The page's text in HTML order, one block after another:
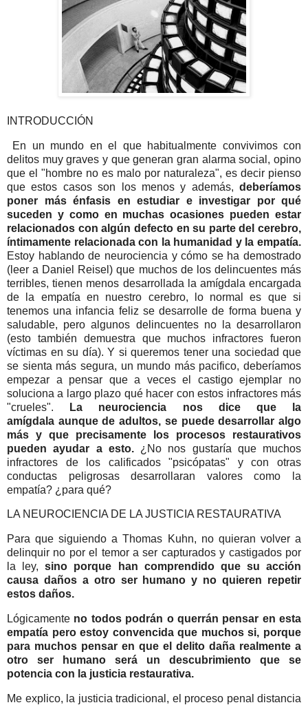
INTRODUCCIÓN
En un mundo en el que habitualmente convivimos con
delitos muy graves y que generan gran alarma social, opino
que el "hombre no es malo por naturaleza", es decir pienso
que estos casos son los menos y además, deberíamos
poner más énfasis en estudiar e investigar por qué
suceden y como en muchas ocasiones pueden estar
relacionados con algún defecto en su parte del cerebro,
íntimamente relacionada con la humanidad y la empatía.
Estoy hablando de neurociencia y cómo se ha demostrado
(leer a Daniel Reisel) que muchos de los delincuentes más
terribles, tienen menos desarrollada la amígdala encargada
de la empatía en nuestro cerebro, lo normal es que si
tenemos una infancia feliz se desarrolle de forma buena y
saludable, pero algunos delincuentes no la desarrollaron
(esto también demuestra que muchos infractores fueron
víctimas en su día). Y si queremos tener una sociedad que
se sienta más segura, un mundo más pacifico, deberíamos
empezar a pensar que a veces el castigo ejemplar no
soluciona a largo plazo qué hacer con estos infractores más
"crueles".
La neurociencia nos dice que la
amígdala aunque de adultos, se puede desarrollar algo
más y que precisamente los procesos restaurativos
pueden ayudar a esto.¿No nos gustaría que muchos
infractores de los calificados "psicópatas" y con otras
conductas peligrosas desarrollaran valores como la
empatía? ¿para qué?
LA NEUROCIENCIA DE LA JUSTICIA RESTAURATIVA
Para que siguiendo a Thomas Kuhn, no quieran volver a
delinquir no por el temor a ser capturados y castigados por
la ley,sino porque han comprendido que su acción
causa daños a otro ser humano y no quieren repetir
estos daños.
Lógicamente no todos podrán o querrán pensar en esta
empatía pero estoy convencida que muchos si, porque
para muchos pensar en que el delito daña realmente a
otro ser humano será un descubrimiento que se
potencia con la justicia restaurativa.
Me explico, la justicia tradicional, el proceso penal distancia